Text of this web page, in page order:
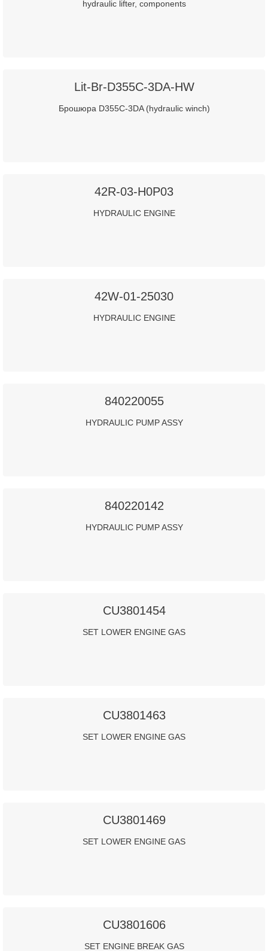
hydraulic lifter, components
Lit-Br-D355C-3DA-HW
Брошюра D355C-3DA (hydraulic winch)
42R-03-H0P03
HYDRAULIC ENGINE
42W-01-25030
HYDRAULIC ENGINE
840220055
HYDRAULIC PUMP ASSY
840220142
HYDRAULIC PUMP ASSY
CU3801454
SET LOWER ENGINE GAS
CU3801463
SET LOWER ENGINE GAS
CU3801469
SET LOWER ENGINE GAS
CU3801606
SET ENGINE BREAK GAS